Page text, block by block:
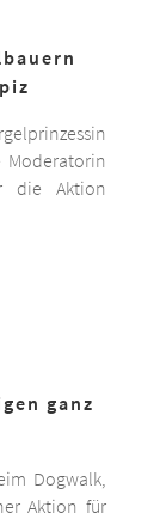
die Aktion
ganz
Dogwalk,
Aktion für